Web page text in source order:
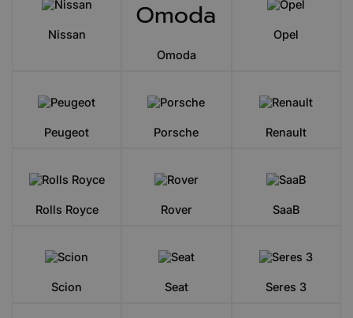
Nissan
Omoda
Opel
Peugeot Porsche Renault
Rolls Royce Rover SaaB
Scion Seat Seres 3